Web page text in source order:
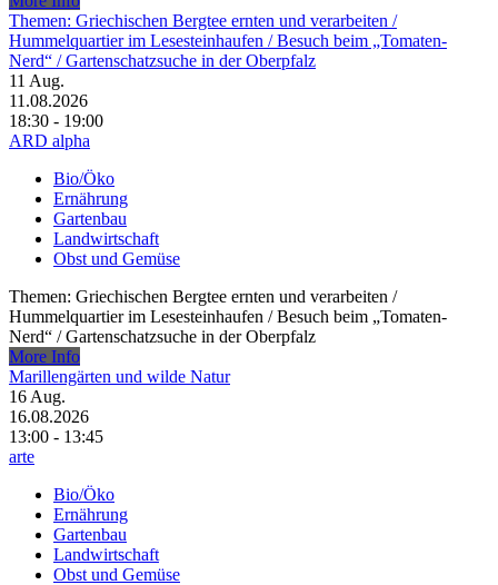
Themen: Griechischen Bergtee ernten und verarbeiten /​
Hummelquartier im Lesesteinhaufen /​ Besuch beim „Tomaten-
Nerd“ /​ Gartenschatzsuche in der Oberpfalz
11 Aug.
11.08.2026
18:30 - 19:00
ARD alpha
Bio/Öko
Ernährung
Gartenbau
Landwirtschaft
Obst und Gemüse
Themen: Griechischen Bergtee ernten und verarbeiten /​
Hummelquartier im Lesesteinhaufen /​ Besuch beim „Tomaten-
Nerd“ /​ Gartenschatzsuche in der Oberpfalz
More Info
Marillengärten und wilde Natur
16 Aug.
16.08.2026
13:00 - 13:45
arte
Bio/Öko
Ernährung
Gartenbau
Landwirtschaft
Obst und Gemüse